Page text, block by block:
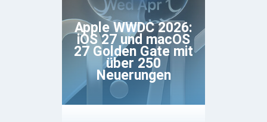
Apple WWDC 2026:
iOS 27 und macOS
27 Golden Gate mit
über 250
Neuerungen